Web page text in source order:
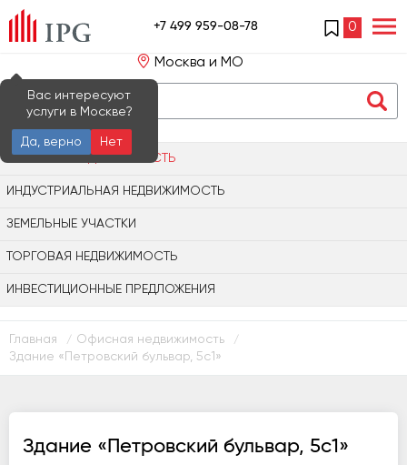
+7 499 959-08-78 0
Москва и МО
Вас интересуют
услуги в Москве?
Да, верно
Нет
ОФИСНАЯ НЕДВИЖИМОСТЬ
ИНДУСТРИАЛЬНАЯ НЕДВИЖИМОСТЬ
ЗЕМЕЛЬНЫЕ УЧАСТКИ
ТОРГОВАЯ НЕДВИЖИМОСТЬ
ИНВЕСТИЦИОННЫЕ ПРЕДЛОЖЕНИЯ
Главная / Офисная недвижимость /
Здание «Петровский бульвар, 5с1»
Здание «Петровский бульвар, 5с1»